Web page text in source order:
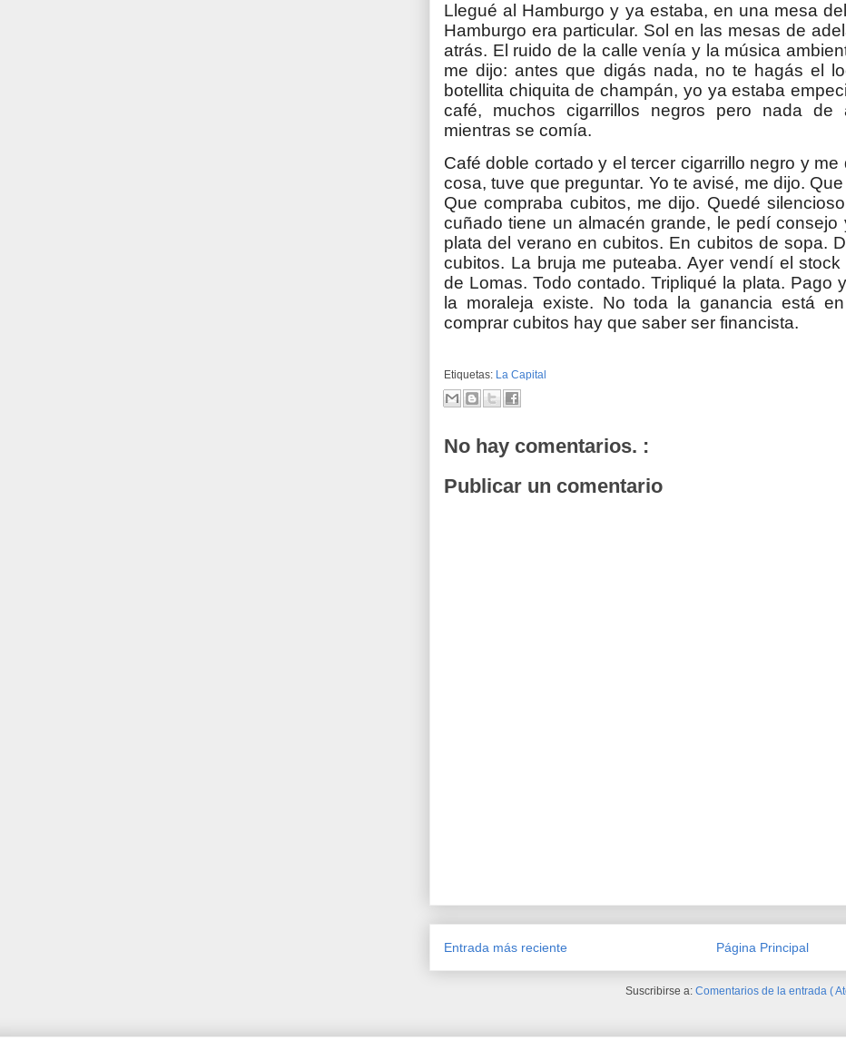
Llegué al Hamburgo y ya estaba, en una mesa
Hamburgo era particular. Sol en las mesas de
atrás. El ruido de la calle venía y la música
me dijo: antes que digás nada, no te hagás el
botellita chiquita de champán, yo ya estaba
café, muchos cigarrillos negros pero nada de
mientras se comía.
Café doble cortado y el tercer cigarrillo negro y
cosa, tuve que preguntar. Yo te avisé, me dijo.
Que compraba cubitos, me dijo. Quedé
cuñado tiene un almacén grande, le pedí consejo
plata del verano en cubitos. En cubitos de sopa.
cubitos. La bruja me puteaba. Ayer vendí el
de Lomas. Todo contado. Tripliqué la plata. Pago
la moraleja existe. No toda la ganancia está
comprar cubitos hay que saber ser financista.
Etiquetas: La Capital
No hay comentarios. :
Publicar un comentario
Entrada más reciente Página Principal
Suscribirse a: Comentarios de la entrada (